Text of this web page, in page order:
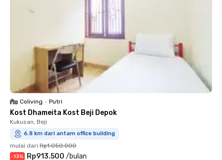
Coliving • Putri
Kost Dhameita Kost Beji Depok
Kukusan, Beji
6.8 km dari antam office building
mulai dari Rp1.050.000
-13% Rp913.500 /bulan